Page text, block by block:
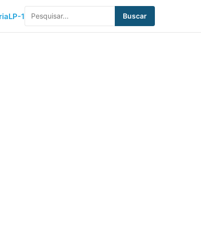
LP-1 Buscar